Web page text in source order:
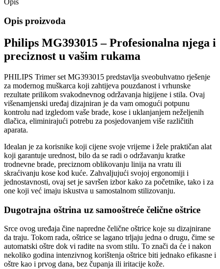
Opis
Opis proizvoda
Philips MG393015 – Profesionalna njega i
preciznost u vašim rukama
PHILIPS Trimer set MG393015 predstavlja sveobuhvatno rješenje
za modernog muškarca koji zahtijeva pouzdanost i vrhunske
rezultate prilikom svakodnevnog održavanja higijene i stila. Ovaj
višenamjenski uređaj dizajniran je da vam omogući potpunu
kontrolu nad izgledom vaše brade, kose i uklanjanjem neželjenih
dlačica, eliminirajući potrebu za posjedovanjem više različitih
aparata.
Idealan je za korisnike koji cijene svoje vrijeme i žele praktičan alat
koji garantuje urednost, bilo da se radi o održavanju kratke
trodnevne brade, preciznom oblikovanju linija na vratu ili
skraćivanju kose kod kuće. Zahvaljujući svojoj ergonomiji i
jednostavnosti, ovaj set je savršen izbor kako za početnike, tako i za
one koji već imaju iskustva u samostalnom stilizovanju.
Dugotrajna oštrina uz samooštreće čelične oštrice
Srce ovog uređaja čine napredne čelične oštrice koje su dizajnirane
da traju. Tokom rada, oštrice se lagano trljaju jedna o drugu, čime se
automatski oštre dok vi radite na svom stilu. To znači da će i nakon
nekoliko godina intenzivnog korištenja oštrice biti jednako efikasne i
oštre kao i prvog dana, bez čupanja ili iritacije kože.